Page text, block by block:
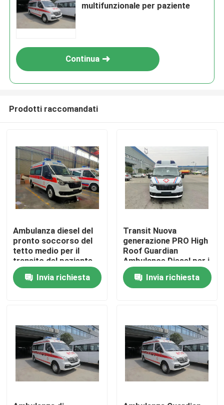
Casa
Prodotti
Circa noi
multifunzionale per paziente
Continua
Prodotti raccomandati
Ambulanza diesel del
pronto soccorso del
tetto medio per il
transito del paziente
ospedaliero
Invia richiesta
Transit Nuova
generazione PRO High
Roof Guardian
Ambulance Diesel per i
servizi di ambulanza
per emergenze
mediche
Invia richiesta